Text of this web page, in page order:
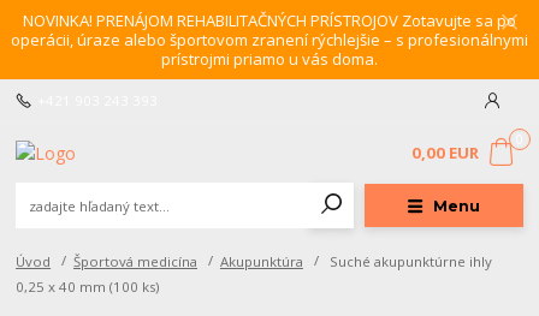
NOVINKA! PRENÁJOM REHABILITAČNÝCH PRÍSTROJOV Zotavujte sa po
operácii, úraze alebo športovom zranení rýchlejšie – s profesionálnymi
prístrojmi priamo u vás doma.
Menu
0,00 EUR
Úvod Športová medicína Akupunktúra
Suché akupunktúrne ihly
0,25 x 40 mm (100 ks)